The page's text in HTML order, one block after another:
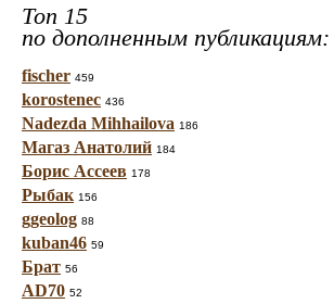
Топ 15
по дополненным публикациям:
fischer 459
korostenec 436
Nadezda Mihhailova 186
Магаз Анатолий 184
Борис Ассеев 178
Рыбак 156
ggeolog 88
kuban46 59
Брат 56
AD70 52